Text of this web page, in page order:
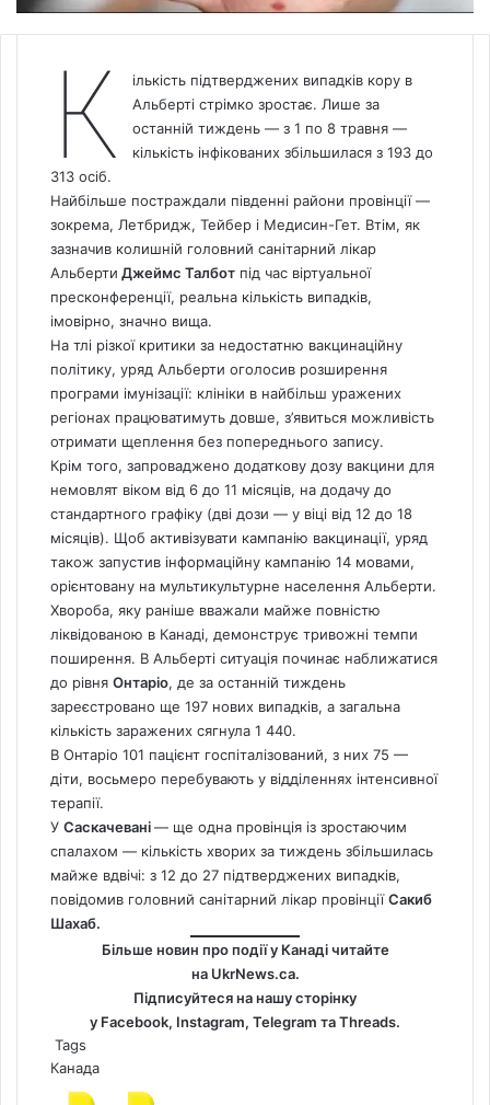
К
ількість підтверджених випадків кору в
Альберті стрімко зростає. Лише за
останній тиждень — з 1 по 8 травня —
кількість інфікованих збільшилася з 193 до
313 осіб.
Найбільше постраждали південні райони провінції —
зокрема, Летбридж, Тейбер і Медисин-Гет. Втім, як
зазначив колишній головний санітарний лікар
Альберти Джеймс Талбот під час віртуальної
пресконференції, реальна кількість випадків,
імовірно, значно вища.
На тлі різкої критики за недостатню вакцинаційну
політику, уряд Альберти оголосив розширення
програми імунізації: клініки в найбільш уражених
регіонах працюватимуть довше, з’явиться можливість
отримати щеплення без попереднього запису.
Крім того, запроваджено додаткову дозу вакцини для
немовлят віком від 6 до 11 місяців, на додачу до
стандартного графіку (дві дози — у віці від 12 до 18
місяців). Щоб активізувати кампанію вакцинації, уряд
також запустив інформаційну кампанію 14 мовами,
орієнтовану на мультикультурне населення Альберти.
Хвороба, яку раніше вважали майже повністю
ліквідованою в Канаді, демонструє тривожні темпи
поширення. В Альберті ситуація починає наближатися
до рівня Онтаріо, де за останній тиждень
зареєстровано ще 197 нових випадків, а загальна
кількість заражених сягнула 1 440.
В Онтаріо 101 пацієнт госпіталізований, з них 75 —
діти, восьмеро перебувають у відділеннях інтенсивної
терапії.
У Саскачевані— ще одна провінція із зростаючим
спалахом — кількість хворих за тиждень збільшилась
майже вдвічі: з 12 до 27 підтверджених випадків,
повідомив головний санітарний лікар провінціїСакиб
Шахаб.
Більше новин про події у Канаді читайте
на UkrNews.ca.
Підписуйтеся на нашу сторінку
у Facebook, Instagram, Telegram таThreads.
Tags
Канада